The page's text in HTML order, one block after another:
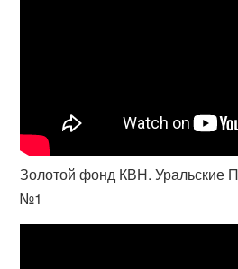
Золотой фонд КВН. Уральские
№1